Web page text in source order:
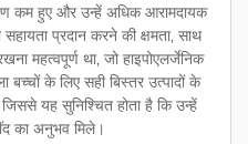
कम हुए और उन्हें अधिक आरामदायक
प्रदान करने की क्षमता, साथ
महत्वपूर्ण था, जो हाइपोएलर्जेनिक
के लिए सही बिस्तर उत्पादों के
यह सुनिश्चित होता है कि उन्हें
का अनुभव मिले।